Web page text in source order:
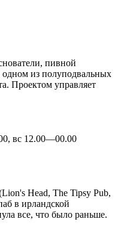
пивной
одном из полуподвальных
Проектом управляет
вс 12.00—00.00
Head, The Tipsy Pub,
в ирландской
все, что было раньше.